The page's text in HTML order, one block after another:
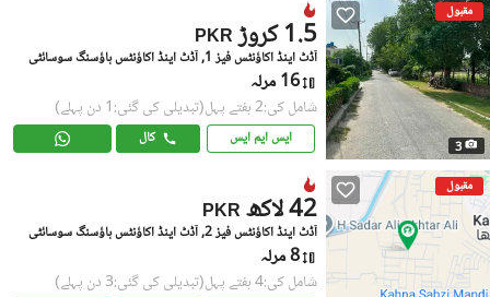
مقبول
3
PKR 1.5 کروڑ
آڈٹ اینڈ اکاؤنٹس فیز 1, آڈٹ اینڈ اکاؤنٹس ہاؤسنگ سوسائٹی
16 مرلہ
شامل کی:2 ہفتے پہل (تبدیلی کی گئی:1 دن پہلے)
ایس ایم ایس کال
مقبول
PKR 42 لاکھ
آڈٹ اینڈ اکاؤنٹس فیز 2, آڈٹ اینڈ اکاؤنٹس ہاؤسنگ سوسائٹی
8 مرلہ
شامل کی:4 ہفتے پہل (تبدیلی کی گئی:3 دن پہلے)